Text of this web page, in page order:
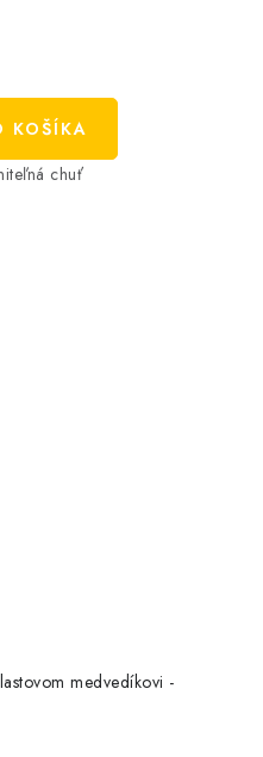
KOŠÍKA
chuť
medvedíkovi -